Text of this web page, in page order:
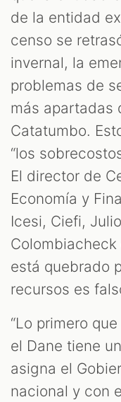
de la entidad
censo se
invernal, la
problemas de
más apartadas
Catatumbo.
“los
El director de
Economía y
Icesi, Ciefi,
está quebrado
recursos es
“Lo primero
el Dane tiene
asigna el
nacional y con